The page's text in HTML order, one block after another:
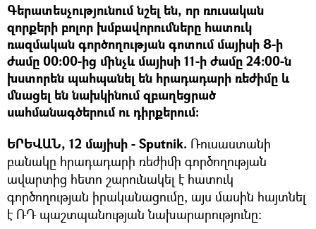
Գերատեսչությունում նշել են, որ ռուսական
զորքերի բոլոր խմբավորումները հատուկ
ռազմական գործողության գոտում մայիսի 8-ի
ժամը 00:00-ից մինչև մայիսի 11-ի ժամը 24:00-ն
խստորեն պահպանել են հրադադարի ռեժիմը և
մնացել են նախկինում զբաղեցրած
սահմանագծերում ու դիրքերում։
ԵՐԵՎԱՆ, 12 մայիսի - Sputnik. Ռուսաստանի
բանակը հրադադարի ռեժիմի գործողության
ավարտից հետո շարունակել է հատուկ
գործողության իրականացումը, այս մասին հայտնել
է ՌԴ պաշտպանության նախարարությունը: